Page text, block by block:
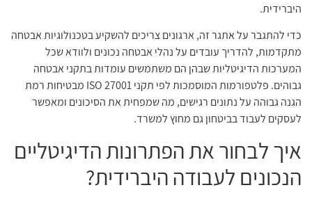
היברידית.
כדי להתגבר על אתגר זה, ארגונים צריכים להשקיע בטכנולוגיות אבטחה
מתקדמות, להדריך עובדים על נהלי אבטחה נכונים ולוודא שכל
המערכות הדיגיטליות שבהן הם משתמשים עומדות בתקני אבטחה
גבוהים. פלטפורמות המוסמכות לפי תקני ISO 27001 מבטיחות רמת
הגנה גבוהה על נתונים רגישים, מה שמפחית את הסיכונים ומאפשר
לעסקים לעבוד בביטחון גם מחוץ למשרד.
איך לבחור את הפתרונות הדיגיטליים
הנכונים לעבודה היברידית?